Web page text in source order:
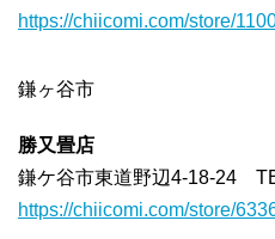
https://chiicomi.com/store/
鎌ヶ谷市
勝又畳店
鎌ケ谷市東道野辺4-18-24
https://chiicomi.com/store/